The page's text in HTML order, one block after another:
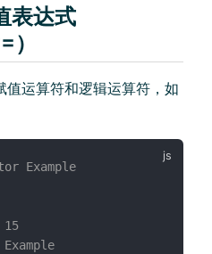
表达式
运算符和逻辑运算符，如
Example